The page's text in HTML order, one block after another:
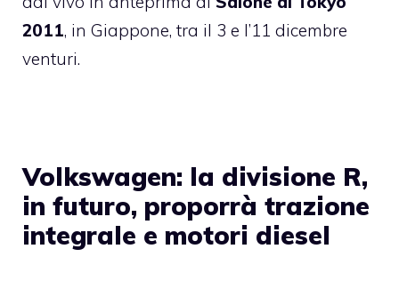
2011, in Giappone, tra il 3 e l’11 dicembre
venturi.
Volkswagen: la divisione R,
in futuro, proporrà trazione
integrale e motori diesel